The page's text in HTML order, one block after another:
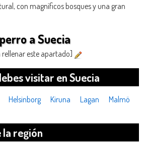
con magníficos bosques y una gran
a Suecia
rellenar este apartado]
visitar en Suecia
Helsinborg Kiruna Lagan
Malmö
la región